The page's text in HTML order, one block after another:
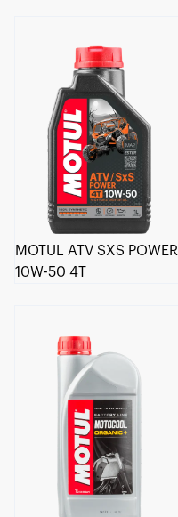
MOTUL ATV SXS POWER
10W-50 4T